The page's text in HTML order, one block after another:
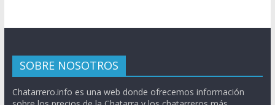
SOBRE NOSOTROS
Chatarrero.info es una web donde ofrecemos información